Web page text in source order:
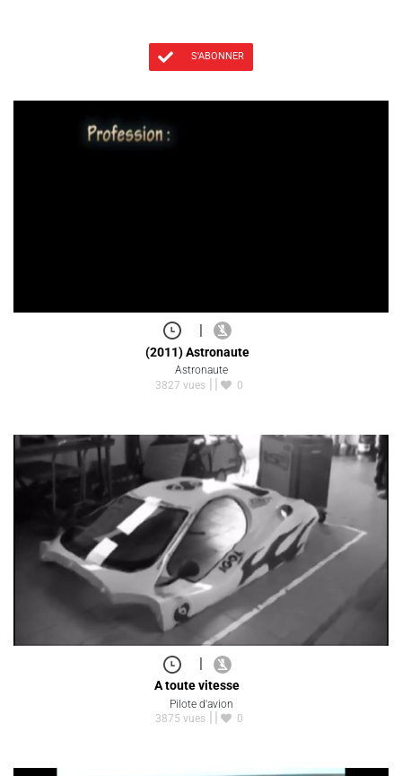
S'ABONNER
|
(2011) Astronaute
Astronaute
3827 vues
0
|
A toute vitesse
Pilote d'avion
3875 vues
0